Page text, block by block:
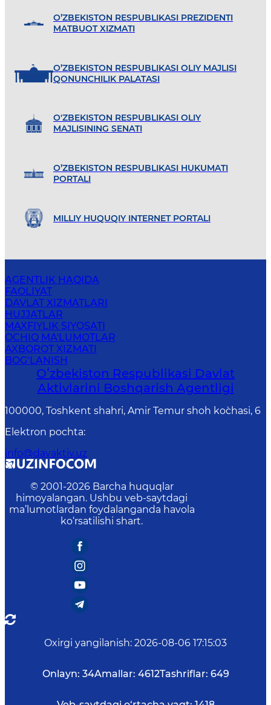
O’ZBEKISTON RESPUBLIKASI PREZIDENTI
MATBUOT XIZMATI
O’ZBEKISTON RESPUBLIKASI OLIY MAJLISI
QONUNCHILIK PALATASI
O'ZBEKISTON RESPUBLIKASI OLIY
MAJLISINING SENATI
O’ZBEKISTON RESPUBLIKASI HUKUMATI
PORTALI
MILLIY HUQUQIY INTERNET PORTALI
AGENTLIK HAQIDA
FAOLIYAT
DAVLAT XIZMATLARI
HUJJATLAR
MAXFIYLIK SIYOSATI
OCHIQ MA'LUMOTLAR
AXBOROT XIZMATI
BOG‘LANISH
Oʻzbekiston Respublikasi Davlat
Aktivlarini Boshqarish Agentligi
100000, Toshkent shahri, Amir Temur shoh ko`chasi, 6
Elektron pochta:
info@davaktiv.uz
© 2001-2026 Barcha huquqlar
himoyalangan. Ushbu veb-saytdagi
ma’lumotlardan foydalanganda havola
ko‘rsatilishi shart.
Oxirgi yangilanish: 2026-08-06 17:15:03
Onlayn: 34Amallar: 4612Tashriflar: 649